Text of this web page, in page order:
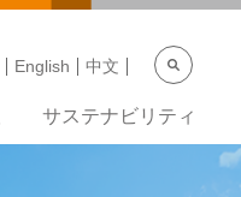
サステナビリティ
English 中文